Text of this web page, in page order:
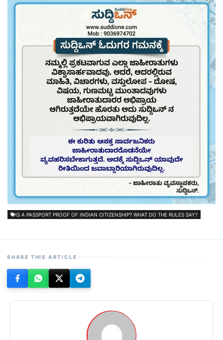
IS A PASSPORT PROOF OF INDIAN CITIZENSHIP? WHAT DO THE RULES SAY?
SHARE THIS ARTICLE